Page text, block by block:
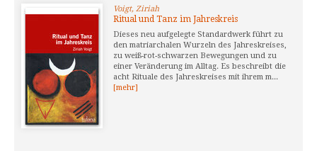
Voigt, Ziriah
Ritual und Tanz im Jahreskreis
Dieses neu aufgelegte Standardwerk führt zu
den matriarchalen Wurzeln des Jahreskreises,
zu weiß-rot-schwarzen Bewegungen und zu
einer Veränderung im Alltag. Es beschreibt die
acht Rituale des Jahreskreises mit ihrem m...
[mehr]